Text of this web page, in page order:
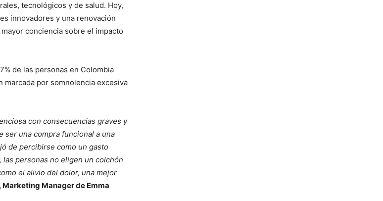
tecnológicos y de salud. Hoy,
innovadores y una renovación
conciencia sobre el impacto
de las personas en Colombia
marcada por somnolencia excesiva
con consecuencias graves y
ser una compra funcional a una
de percibirse como un gasto
personas no eligen un colchón
el alivio del dolor, una mejor
Marketing Manager de Emma